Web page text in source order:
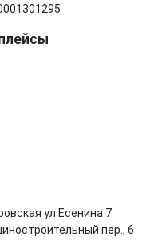
ул.Есенина 7
пер., 6